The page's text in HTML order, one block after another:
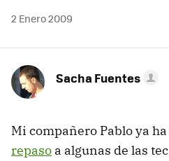
2 Enero 2009
Sacha Fuentes
Mi compañero Pablo ya
repaso a algunas de las